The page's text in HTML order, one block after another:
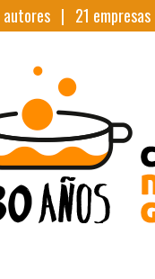
autores | 21 empresas